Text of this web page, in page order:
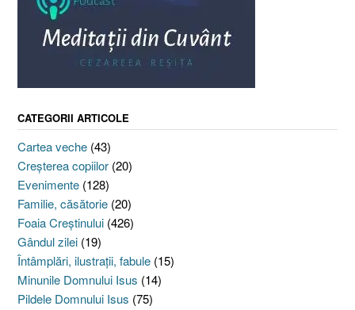
CATEGORII ARTICOLE
Cartea veche (43)
Creşterea copiilor (20)
Evenimente (128)
Familie, căsătorie (20)
Foaia Creştinului (426)
Gândul zilei (19)
Întâmplări, ilustraţii, fabule (15)
Minunile Domnului Isus (14)
Pildele Domnului Isus (75)